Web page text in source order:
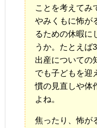
ことを考えてみ
やみくもに怖が
るための休暇に
うか。たとえば
出産についての
でも子どもを迎
慣の見直しや体
よね。
焦ったり、怖が